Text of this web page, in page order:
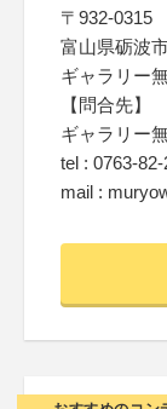
〒932-0315
富山県砺波
ギャラリー
【問合先】
ギャラリー
tel : 0763-
mail :